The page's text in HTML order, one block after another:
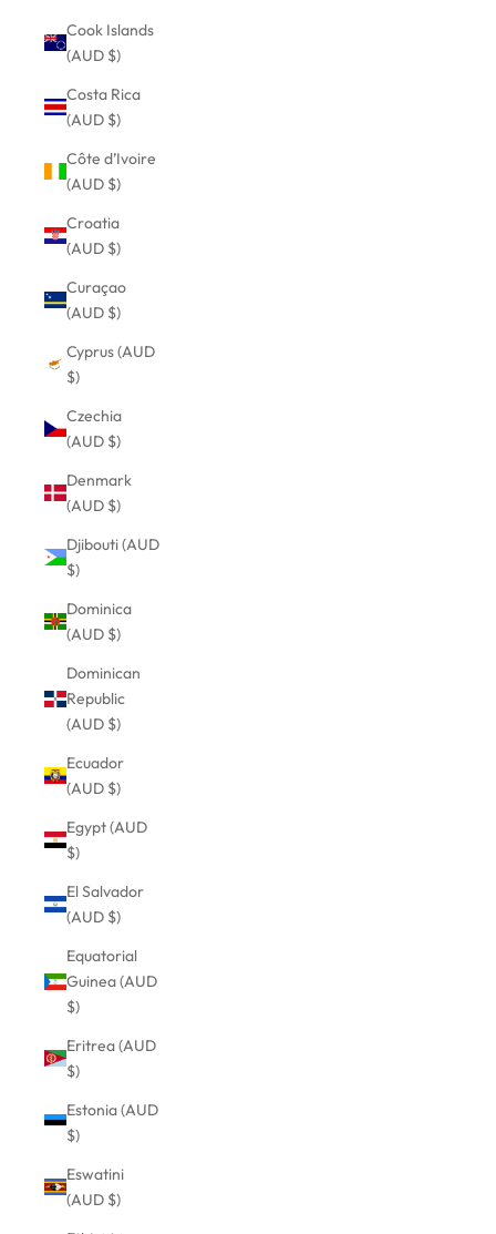
Cook Islands
(AUD $)
Costa Rica
(AUD $)
Côte d’Ivoire
(AUD $)
Croatia
(AUD $)
Curaçao
(AUD $)
Cyprus (AUD
$)
Czechia
(AUD $)
Denmark
(AUD $)
Djibouti (AUD
$)
Dominica
(AUD $)
Dominican
Republic
(AUD $)
Ecuador
(AUD $)
Egypt (AUD
$)
El Salvador
(AUD $)
Equatorial
Guinea (AUD
$)
Eritrea (AUD
$)
Estonia (AUD
$)
Eswatini
(AUD $)